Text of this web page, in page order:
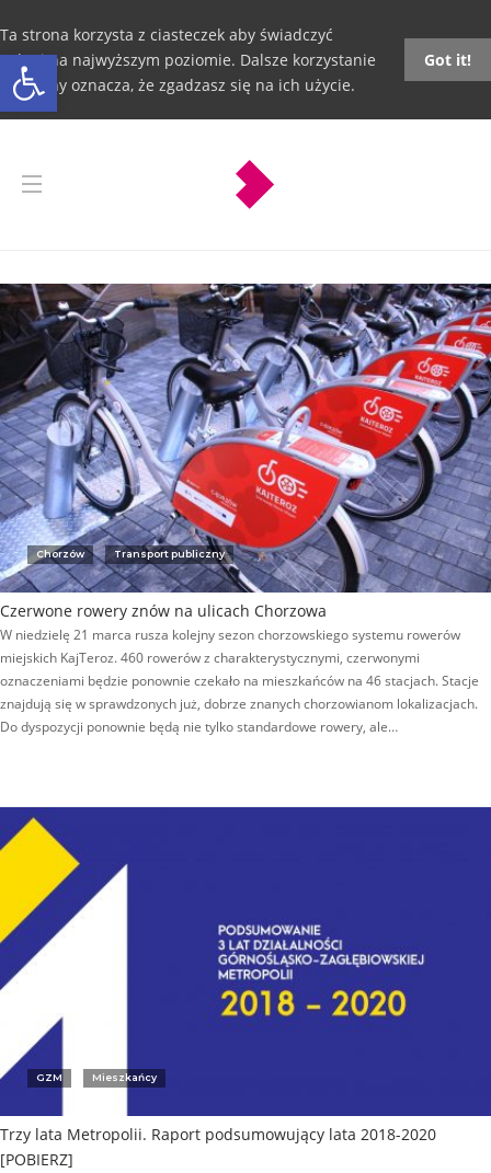
Otwórz pasek narzędzi
Ta strona korzysta z ciasteczek aby świadczyć
usługi na najwyższym poziomie. Dalsze korzystanie
ze strony oznacza, że zgadzasz się na ich użycie.
Got it!
Chorzów Transport publiczny
Czerwone rowery znów na ulicach Chorzowa
W niedzielę 21 marca rusza kolejny sezon chorzowskiego systemu rowerów
miejskich KajTeroz. 460 rowerów z charakterystycznymi, czerwonymi
oznaczeniami będzie ponownie czekało na mieszkańców na 46 stacjach. Stacje
znajdują się w sprawdzonych już, dobrze znanych chorzowianom lokalizacjach.
Do dyspozycji ponownie będą nie tylko standardowe rowery, ale…
GZM Mieszkańcy
Trzy lata Metropolii. Raport podsumowujący lata 2018-2020
[POBIERZ]